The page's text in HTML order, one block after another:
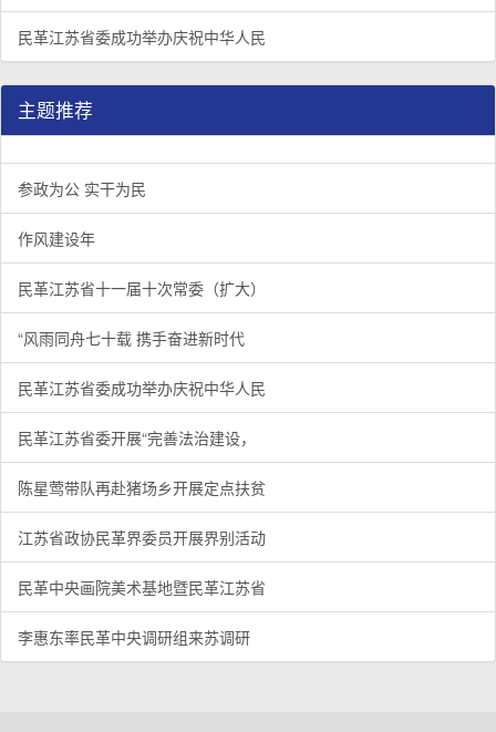
民革江苏省委成功举办庆祝中华人民
主题推荐
参政为公 实干为民
作风建设年
民革江苏省十一届十次常委（扩大）
“风雨同舟七十载 携手奋进新时代
民革江苏省委成功举办庆祝中华人民
民革江苏省委开展“完善法治建设，
陈星莺带队再赴猪场乡开展定点扶贫
江苏省政协民革界委员开展界别活动
民革中央画院美术基地暨民革江苏省
李惠东率民革中央调研组来苏调研